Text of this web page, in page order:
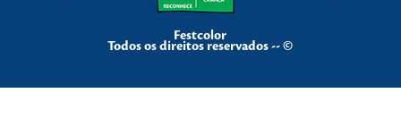
Festcolor
Todos os direitos reservados -- ©